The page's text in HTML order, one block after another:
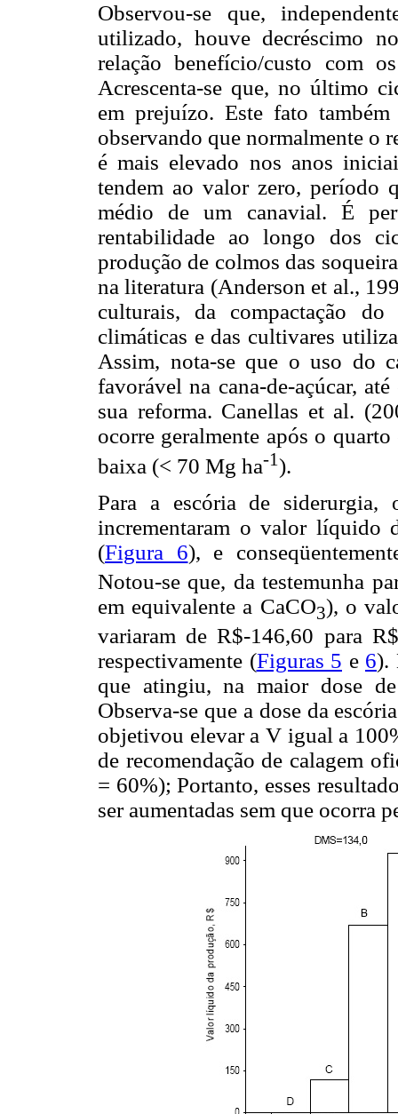
Observou-se que,
utilizado, houve decréscimo
relação benefício/custo com
Acrescenta-se que, no último
em prejuízo. Este fato
observando que normalmente o
é mais elevado nos anos
tendem ao valor zero, período
médio de um canavial. É
rentabilidade ao longo dos
produção de colmos das
na literatura (Anderson et al.,
culturais, da compactação
climáticas e das cultivares
Assim, nota-se que o uso do
favorável na cana-de-açúcar,
sua reforma. Canellas et al.
ocorre geralmente após o
baixa (< 70 Mg ha-1).
Para a escória de siderurgia,
incrementaram o valor líquido
(Figura 6), e
Notou-se que, da testemunha
em equivalente a CaCO3), o
variaram de R$-146,60 para
respectivamente (Figuras 5 e 6).
que atingiu, na maior dose
Observa-se que a dose da
objetivou elevar a V igual a
de recomendação de calagem
= 60%); Portanto, esses
ser aumentadas sem que ocorra